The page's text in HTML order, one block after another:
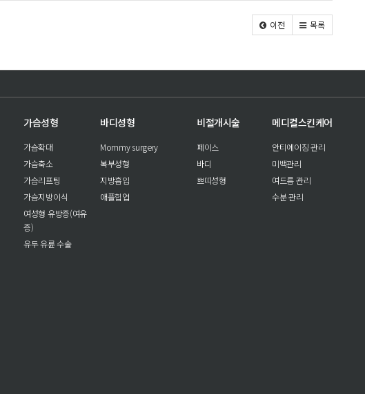
이전 목록
가슴성형
가슴확대
가슴축소
가슴리프팅
가슴지방이식
여성형 유방증(여유
증)
유두 유륜 수술
바디성형
Mommy surgery
복부성형
지방흡입
애플힙업
비절개시술
페이스
바디
쁘띠성형
메디컬스킨케어
안티에이징 관리
미백관리
여드름 관리
수분 관리